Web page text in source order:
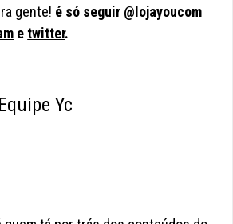
gente! é só seguir @lojayoucom
etwitter.
Equipe Yc